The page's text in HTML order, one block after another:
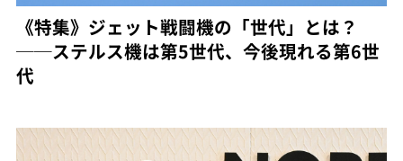
《特集》ジェット戦闘機の「世代」とは？
──ステルス機は第5世代、今後現れる第6世
代